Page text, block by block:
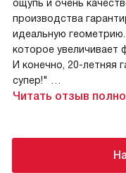
ощупь и очень
производства
идеальную
которое увеличивает
И конечно, 20-летняя
супер!"
Читать отзыв